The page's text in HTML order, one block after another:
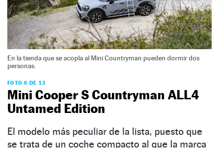
En la tienda que se acopla al Mini Countryman pueden dormir dos
personas.
FOTO 6 DE 13
Mini Cooper S Countryman ALL4
Untamed Edition
El modelo más peculiar de la lista, puesto que
se trata de un coche compacto al que la marca